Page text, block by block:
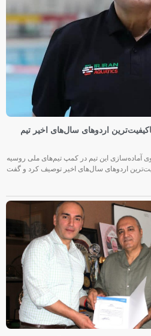
اردوهای سال‌های اخیر تیم
آماده‌سازی این تیم در کمپ تیم‌های ملی روسیه
اردوهای سال‌های اخیر توصیف کرد و گفت